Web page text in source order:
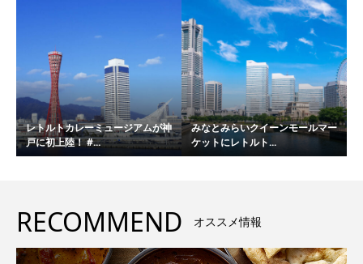
レトルトカレーミュージアムが神
戸に初上陸！ #...
みなとみらいクイーンモールマー
ケットにレトルト...
RECOMMEND オススメ情報